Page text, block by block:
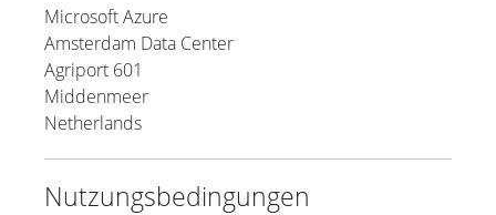
Microsoft Azure
Amsterdam Data Center
Agriport 601
Middenmeer
Netherlands
Nutzungsbedingungen